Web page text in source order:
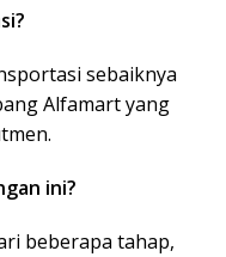
sebaiknya
Alfamart yang
ini?
beberapa tahap,